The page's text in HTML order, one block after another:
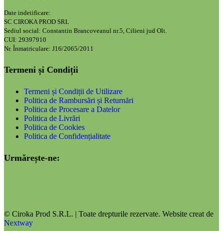
Date indetificare:
SC CIROKA PROD SRL
Sediul social: Constantin Brancoveanul nr.5, Cilieni jud Olt.
CUI: 29397910
Nr. Înmatriculare: J16/2065/2011
Termeni și Condiții
Termeni și Condiții de Utilizare
Politica de Rambursări și Returnări
Politica de Procesare a Datelor
Politica de Livrări
Politica de Cookies
Politica de Confidențialitate
Urmărește-ne:
© Ciroka Prod S.R.L. | Toate drepturile rezervate. Website creat de
Nextway